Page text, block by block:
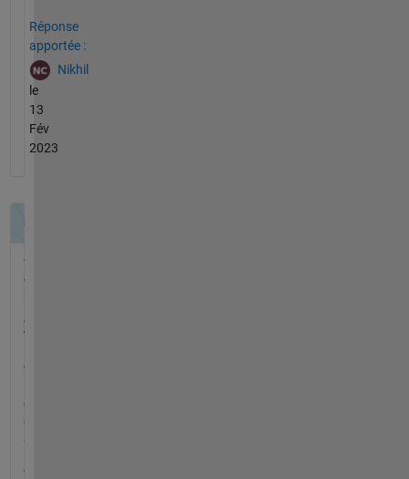
Réponse
apportée :
Nikhil
le
13
Fév
2023